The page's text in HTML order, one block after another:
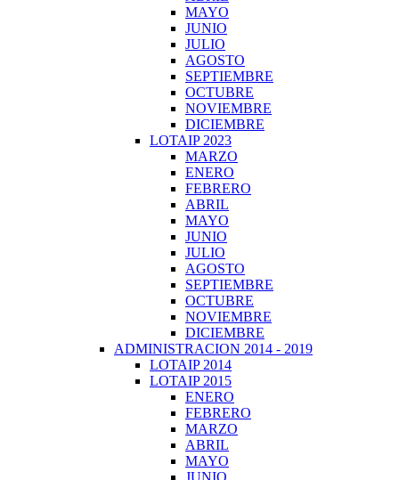
MAYO
JUNIO
JULIO
AGOSTO
SEPTIEMBRE
OCTUBRE
NOVIEMBRE
DICIEMBRE
LOTAIP 2023
MARZO
ENERO
FEBRERO
ABRIL
MAYO
JUNIO
JULIO
AGOSTO
SEPTIEMBRE
OCTUBRE
NOVIEMBRE
DICIEMBRE
ADMINISTRACION 2014 - 2019
LOTAIP 2014
LOTAIP 2015
ENERO
FEBRERO
MARZO
ABRIL
MAYO
JUNIO